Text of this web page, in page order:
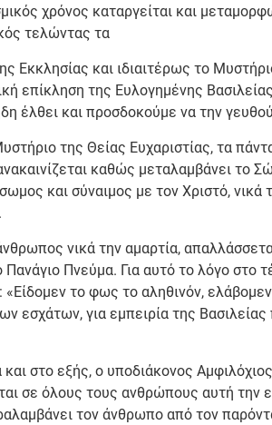
χρόνος καταργείται και
τελώντας τα
Εκκλησίας και ιδιαιτέρως το
επίκληση της Ευλογημένης
έλθει και προσδοκούμε να την
της Θείας Ευχαριστίας, τα
καθώς μεταλαμβάνει το
και σύναιμος με τον Χριστό,
νικά την αμαρτία,
Πανάγιο Πνεύμα. Για αυτό το λόγο στο
«Είδομεν το φως το αληθινόν,
εσχάτων, για εμπειρία της
στο εξής, ο υποδιάκονος
σε όλους τους ανθρώπους αυτή την
τον άνθρωπο από τον